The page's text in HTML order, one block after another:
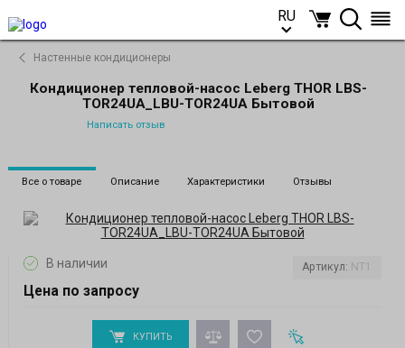
RU
Настенные кондиционеры
Кондиционер тепловой-насос Leberg THOR LBS-
TOR24UA_LBU-TOR24UA Бытовой
Написать отзыв
Все о товаре Описание Характеристики Отзывы
В наличии
Цена по запросу
Артикул: NT1
КУПИТЬ